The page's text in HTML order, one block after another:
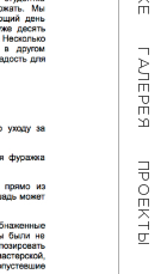
ГАЛЕРЕЯ
ПРОЕКТЫ